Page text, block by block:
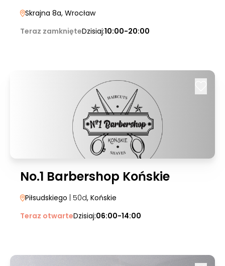
Skrajna 8a, Wrocław
Teraz zamknięteDzisiaj:10:00-20:00
No.1 Barbershop Końskie
Piłsudskiego | 50d, Końskie
Teraz otwarteDzisiaj:06:00-14:00